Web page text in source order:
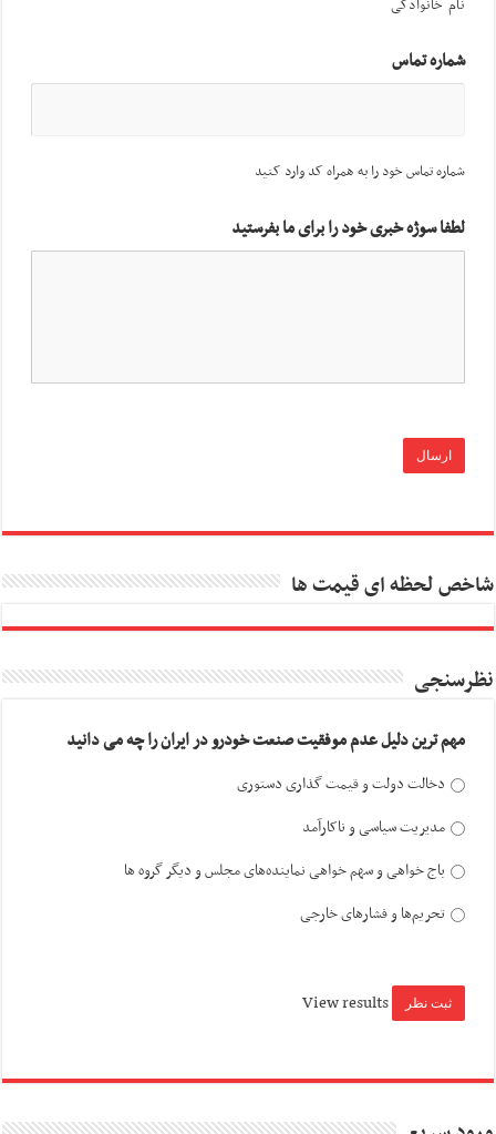
نام خانوادگی
شماره تماس
شماره تماس خود را به همراه کد وارد کنید
لطفا سوژه خبری خود را برای ما بفرستید
شاخص لحظه ای قیمت ها
نظرسنجی
مهم ترین دلیل عدم موفقیت صنعت خودرو در ایران را چه می دانید
دخالت دولت و قیمت گذاری دستوری
مدیریت سیاسی و ناکارآمد
باج خواهی و سهم خواهی نماینده‌های مجلس و دیگر گروه ها
تحریم‌ها و فشارهای خارجی
View results